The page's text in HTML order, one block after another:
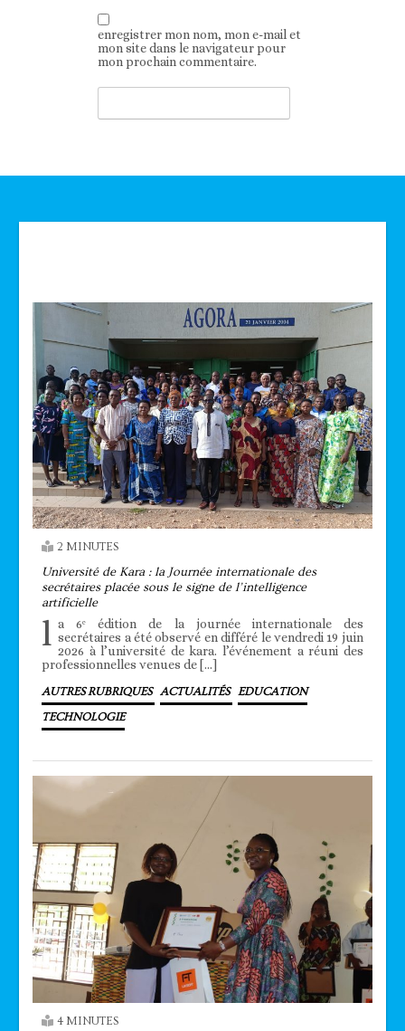
enregistrer mon nom, mon e-mail et
mon site dans le navigateur pour
mon prochain commentaire.
2 MINUTES
Université de Kara : la Journée internationale des
secrétaires placée sous le signe de l’intelligence
artificielle
l a 6ᵉ édition de la journée internationale des
secrétaires a été observé en différé le vendredi 19 juin
2026 à l’université de kara. l’événement a réuni des
professionnelles venues de […]
AUTRES RUBRIQUES ACTUALITÉS EDUCATION
TECHNOLOGIE
4 MINUTES